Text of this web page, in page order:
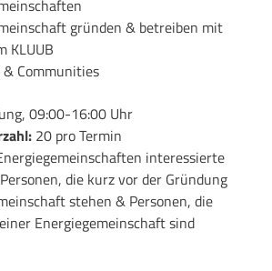
gründen & betreiben mit
KLUUB
& Communities
09:00-16:00 Uhr
20 pro Termin
interessierte
ersonen, die kurz vor der Gründung
stehen & Personen, die
Energiegemeinschaft sind